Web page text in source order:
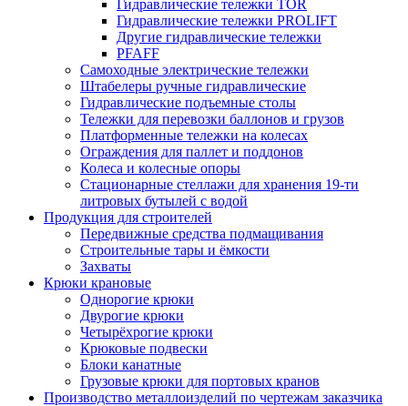
Гидравлические тележки TOR
Гидравлические тележки PROLIFT
Другие гидравлические тележки
PFAFF
Самоходные электрические тележки
Штабелеры ручные гидравлические
Гидравлические подъемные столы
Тележки для перевозки баллонов и грузов
Платформенные тележки на колесах
Ограждения для паллет и поддонов
Колеса и колесные опоры
Стационарные стеллажи для хранения 19-ти
литровых бутылей с водой
Продукция для строителей
Передвижные средства подмащивания
Строительные тары и ёмкости
Захваты
Крюки крановые
Однорогие крюки
Двурогие крюки
Четырёхрогие крюки
Крюковые подвески
Блоки канатные
Грузовые крюки для портовых кранов
Производство металлоизделий по чертежам заказчика